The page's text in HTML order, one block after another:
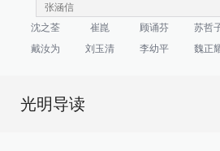
沈之荃 崔崑 顾诵芬 苏哲
戴汝为
刘玉清 李幼平 魏正
光明导读